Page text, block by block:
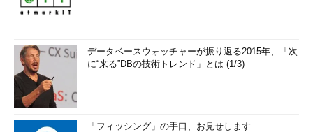
データベースウォッチャーが振り返る2015年、「次
に“来る”DBの技術トレンド」とは (1/3)
「フィッシング」の手口、お見せします